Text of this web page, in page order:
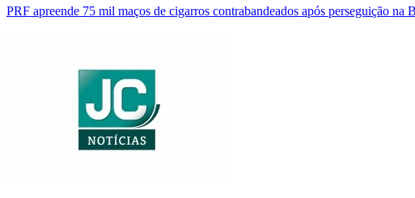
PRF apreende 75 mil maços de cigarros contrabandeados após perseguição